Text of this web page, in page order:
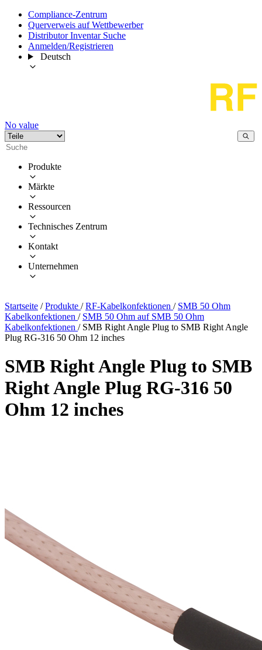
Compliance-Zentrum
Querverweis auf Wettbewerber
Distributor Inventar Suche
Anmelden/Registrieren
Deutsch
No value
Produkte
Märkte
Ressourcen
Technisches Zentrum
Kontakt
Unternehmen
Startseite / Produkte / RF-Kabelkonfektionen / SMB 50 Ohm
Kabelkonfektionen / SMB 50 Ohm auf SMB 50 Ohm
Kabelkonfektionen / SMB Right Angle Plug to SMB Right Angle
Plug RG-316 50 Ohm 12 inches
SMB Right Angle Plug to SMB
Right Angle Plug RG-316 50
Ohm 12 inches